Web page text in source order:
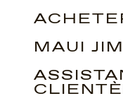
MAUI JIM